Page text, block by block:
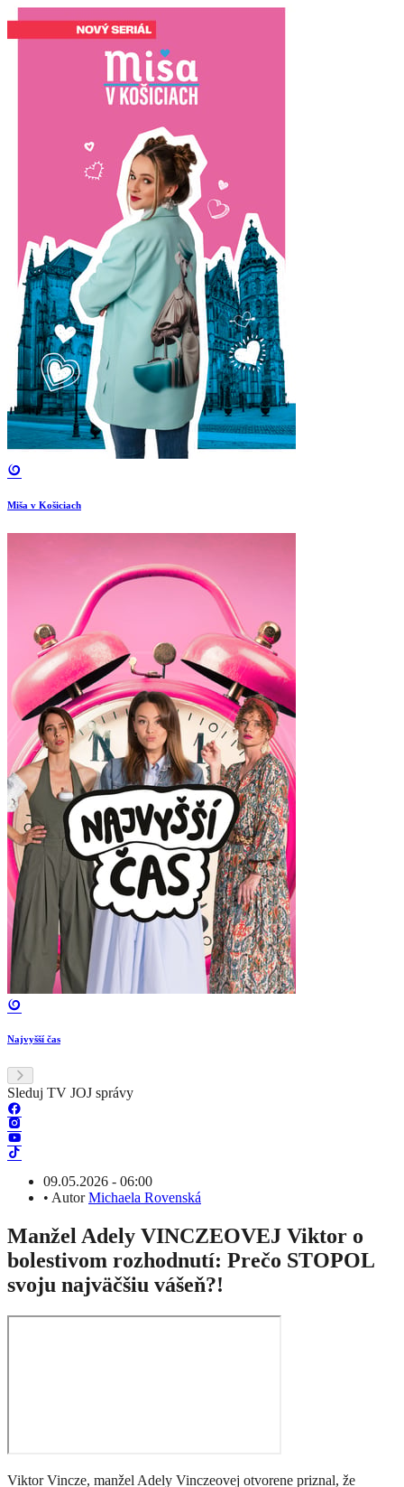
Miša v Košiciach
Najvyšší čas
Sleduj TV JOJ správy
09.05.2026 - 06:00
• AutorMichaela Rovenská
Manžel Adely VINCZEOVEJ Viktor o
bolestivom rozhodnutí: Prečo STOPOL
svoju najväčšiu vášeň?!
Viktor Vincze, manžel Adely Vinczeovej otvorene priznal, že